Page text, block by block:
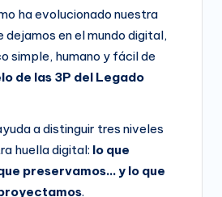
ha evolucionado nuestra
dejamos en el mundo digital,
simple, humano y fácil de
de las 3P del Legado
a distinguir tres niveles
huella digital: lo que
preservamos… y lo que
.